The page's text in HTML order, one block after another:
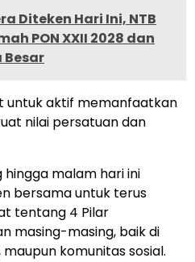
Diteken Hari Ini, NTB
PON XXII 2028 dan
Besar
untuk aktif memanfaatkan
nilai persatuan dan
malam hari ini
bersama untuk terus
tentang 4 Pilar
masing-masing, baik di
komunitas sosial.